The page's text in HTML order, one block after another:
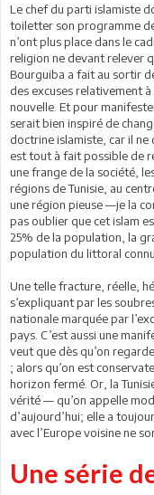
Le chef du parti islamiste
toiletter son programme
n’ont plus place dans le
religion ne devant relever
Bourguiba a fait au sortir
des excuses relativement
nouvelle. Et pour
serait bien inspiré de
doctrine islamiste, car il
est tout à fait possible de
une frange de la société,
régions de Tunisie, au
une région pieuse —je la
pas oublier que cet islam
25% de la population, la
population du littoral
Une telle fracture, réelle,
s’expliquant par les
nationale marquée par
pays. C’est aussi une
veut que dès qu’on
; alors qu’on est
horizon fermé. Or, la
vérité — qu’on appelle
d’aujourd’hui; elle a
avec l’Europe voisine ne
Une série